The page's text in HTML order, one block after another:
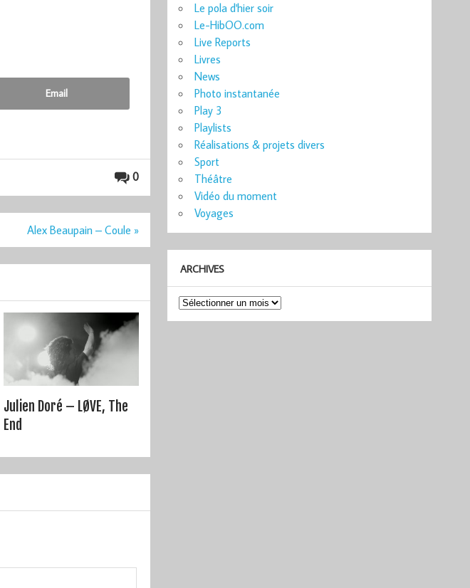
Email
0
Alex Beaupain – Coule »
Julien Doré – LØVE, The
End
Le pola d'hier soir
Le-HibOO.com
Live Reports
Livres
News
Photo instantanée
Play 3
Playlists
Réalisations & projets divers
Sport
Théâtre
Vidéo du moment
Voyages
ARCHIVES
Archives